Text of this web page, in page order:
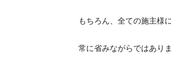
もちろん、全ての施主様
常に省みながらではありま